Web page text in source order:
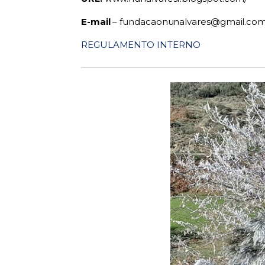
E-mail–
REGULAMENTO INTERNO